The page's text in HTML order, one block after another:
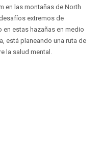
en las montañas de North
extremos de
en estas hazañas en medio
está planeando una ruta de
la salud mental.